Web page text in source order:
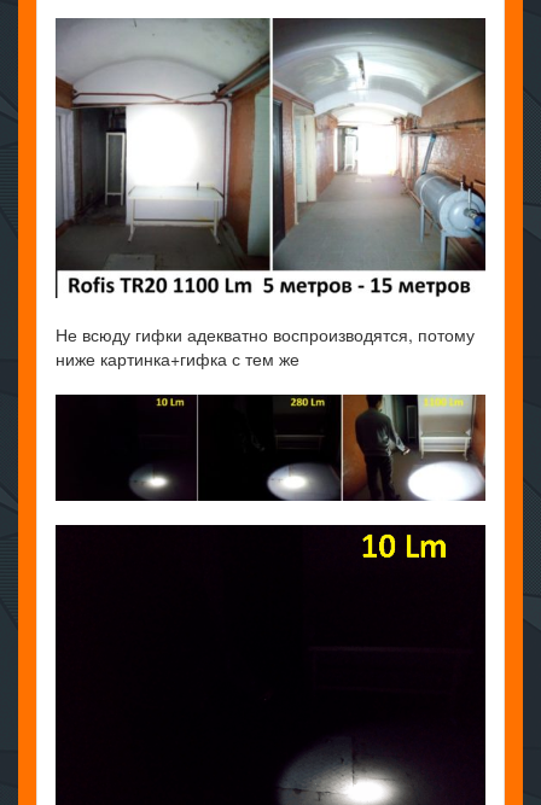
Не всюду гифки адекватно воспроизводятся, потому
ниже картинка+гифка с тем же